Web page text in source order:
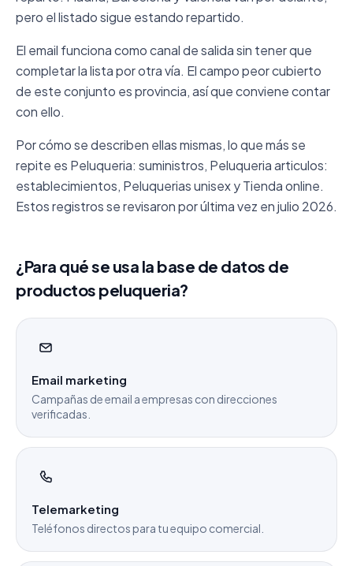
pero el listado sigue estando repartido.
El email funciona como canal de salida sin tener que
completar la lista por otra vía. El campo peor cubierto
de este conjunto es provincia, así que conviene contar
con ello.
Por cómo se describen ellas mismas, lo que más se
repite es Peluqueria: suministros, Peluqueria articulos:
establecimientos, Peluquerias unisex y Tienda online.
Estos registros se revisaron por última vez en julio 2026.
¿Para qué se usa la base de datos de
productos peluqueria?
Email marketing
Campañas de email a empresas con direcciones
verificadas.
Telemarketing
Teléfonos directos para tu equipo comercial.